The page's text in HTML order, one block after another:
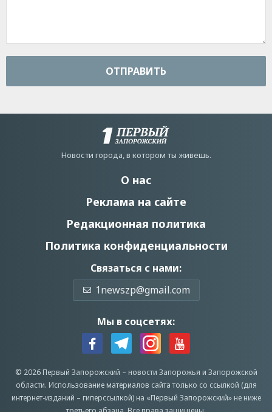
ОТПРАВИТЬ
Новости города, в котором ты живешь.
О нас
Реклама на сайте
Редакционная политика
Политика конфиденциальности
Связаться с нами:
1newszp@gmail.com
Мы в соцсетях:
© 2026 Первый Запорожский – новости Запорожья и Запорожской
области. Использование материалов сайта только со ссылкой (для
интернет-изданий – гиперссылкой) на «Первый Запорожский» не ниже